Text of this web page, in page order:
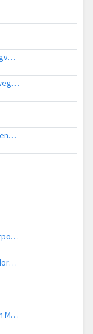
Ambulancehelikopter naar Ameland Vliegveld Ballum
Lifeliner 2 naar Pernis Rotterdam, Rijksweg A15
Politiehelikopter naar Bunschoten-Spakenburg, Bisschopsweg
Lifeliner 2 naar Rotterdam The Hague Airport, Tiendweg
Lifeliner 2 naar Ameide, G.K. van Hogendorpweg
Lifeliner 2 naar Ameide, Van der Duijn van Maasdamweg